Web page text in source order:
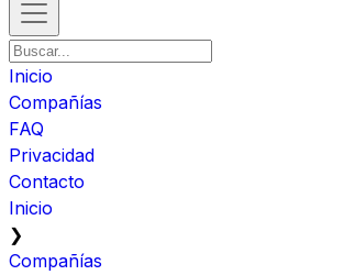
Inicio
Compañías
FAQ
Privacidad
Contacto
Inicio
❯
Compañías